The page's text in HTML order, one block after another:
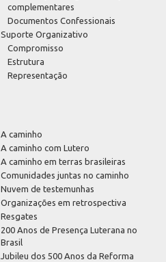
complementares
Documentos Confessionais
Suporte Organizativo
Compromisso
Estrutura
Representação
A caminho
A caminho com Lutero
A caminho em terras brasileiras
Comunidades juntas no caminho
Nuvem de testemunhas
Organizações em retrospectiva
Resgates
200 Anos de Presença Luterana no
Brasil
Jubileu dos 500 Anos da Reforma